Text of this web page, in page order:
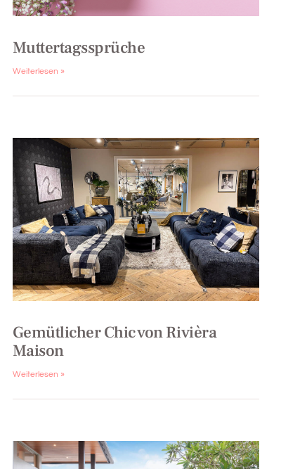
Muttertagssprüche
Weiterlesen »
Gemütlicher Chic von Rivièra
Maison
Weiterlesen »